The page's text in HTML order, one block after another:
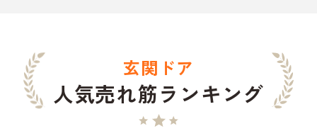
玄関ドア
人気売れ筋ランキング